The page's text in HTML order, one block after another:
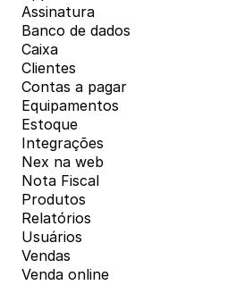
Assinatura
Banco de dados
Caixa
Clientes
Contas a pagar
Equipamentos
Estoque
Integrações
Nex na web
Nota Fiscal
Produtos
Relatórios
Usuários
Vendas
Venda online